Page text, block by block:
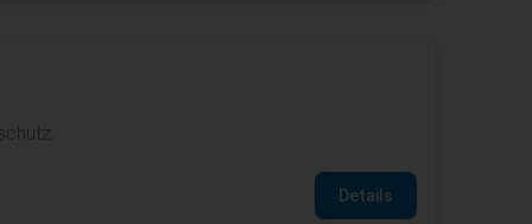
Details